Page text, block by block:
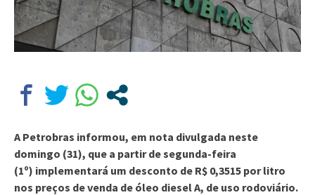
A Petrobras informou, em nota divulgada neste
domingo (31), que a partir de segunda-feira
(1º) implementará um desconto de R$ 0,3515 por litro
nos preços de venda de óleo diesel A, de uso rodoviário.